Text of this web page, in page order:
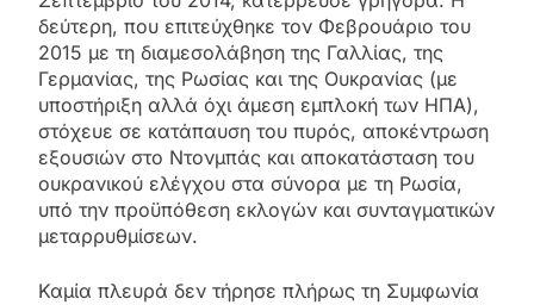
δεύτερη, που επιτεύχθηκε τον Φεβρουάριο του
2015 με τη διαμεσολάβηση της Γαλλίας, της
Γερμανίας, της Ρωσίας και της Ουκρανίας (με
υποστήριξη αλλά όχι άμεση εμπλοκή των ΗΠΑ),
στόχευε σε κατάπαυση του πυρός, αποκέντρωση
εξουσιών στο Ντονμπάς και αποκατάσταση του
ουκρανικού ελέγχου στα σύνορα με τη Ρωσία,
υπό την προϋπόθεση εκλογών και συνταγματικών
μεταρρυθμίσεων.
Καμία πλευρά δεν τήρησε πλήρως τη Συμφωνία